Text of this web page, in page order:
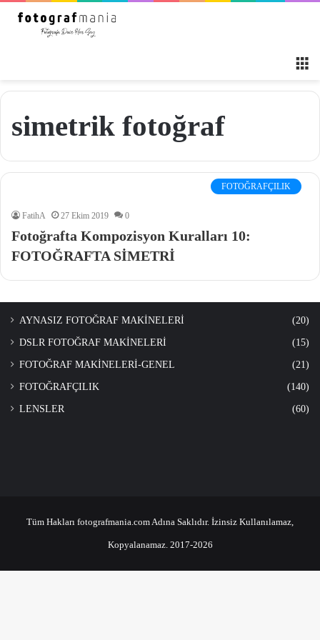
simetrik fotoğraf
FOTOĞRAFÇILIK
FatihA 27 Ekim 2019 0
Fotoğrafta Kompozisyon Kuralları 10:
FOTOĞRAFTA SİMETRİ
AYNASIZ FOTOĞRAF MAKİNELERİ (20)
DSLR FOTOĞRAF MAKİNELERİ (15)
FOTOĞRAF MAKİNELERİ-GENEL (21)
FOTOĞRAFÇILIK (140)
LENSLER (60)
Tüm Hakları fotografmania.com Adına Saklıdır. İzinsiz Kullanılamaz,
Kopyalanamaz. 2017-2026